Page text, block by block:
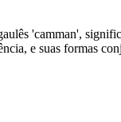
'camman',
e suas formas